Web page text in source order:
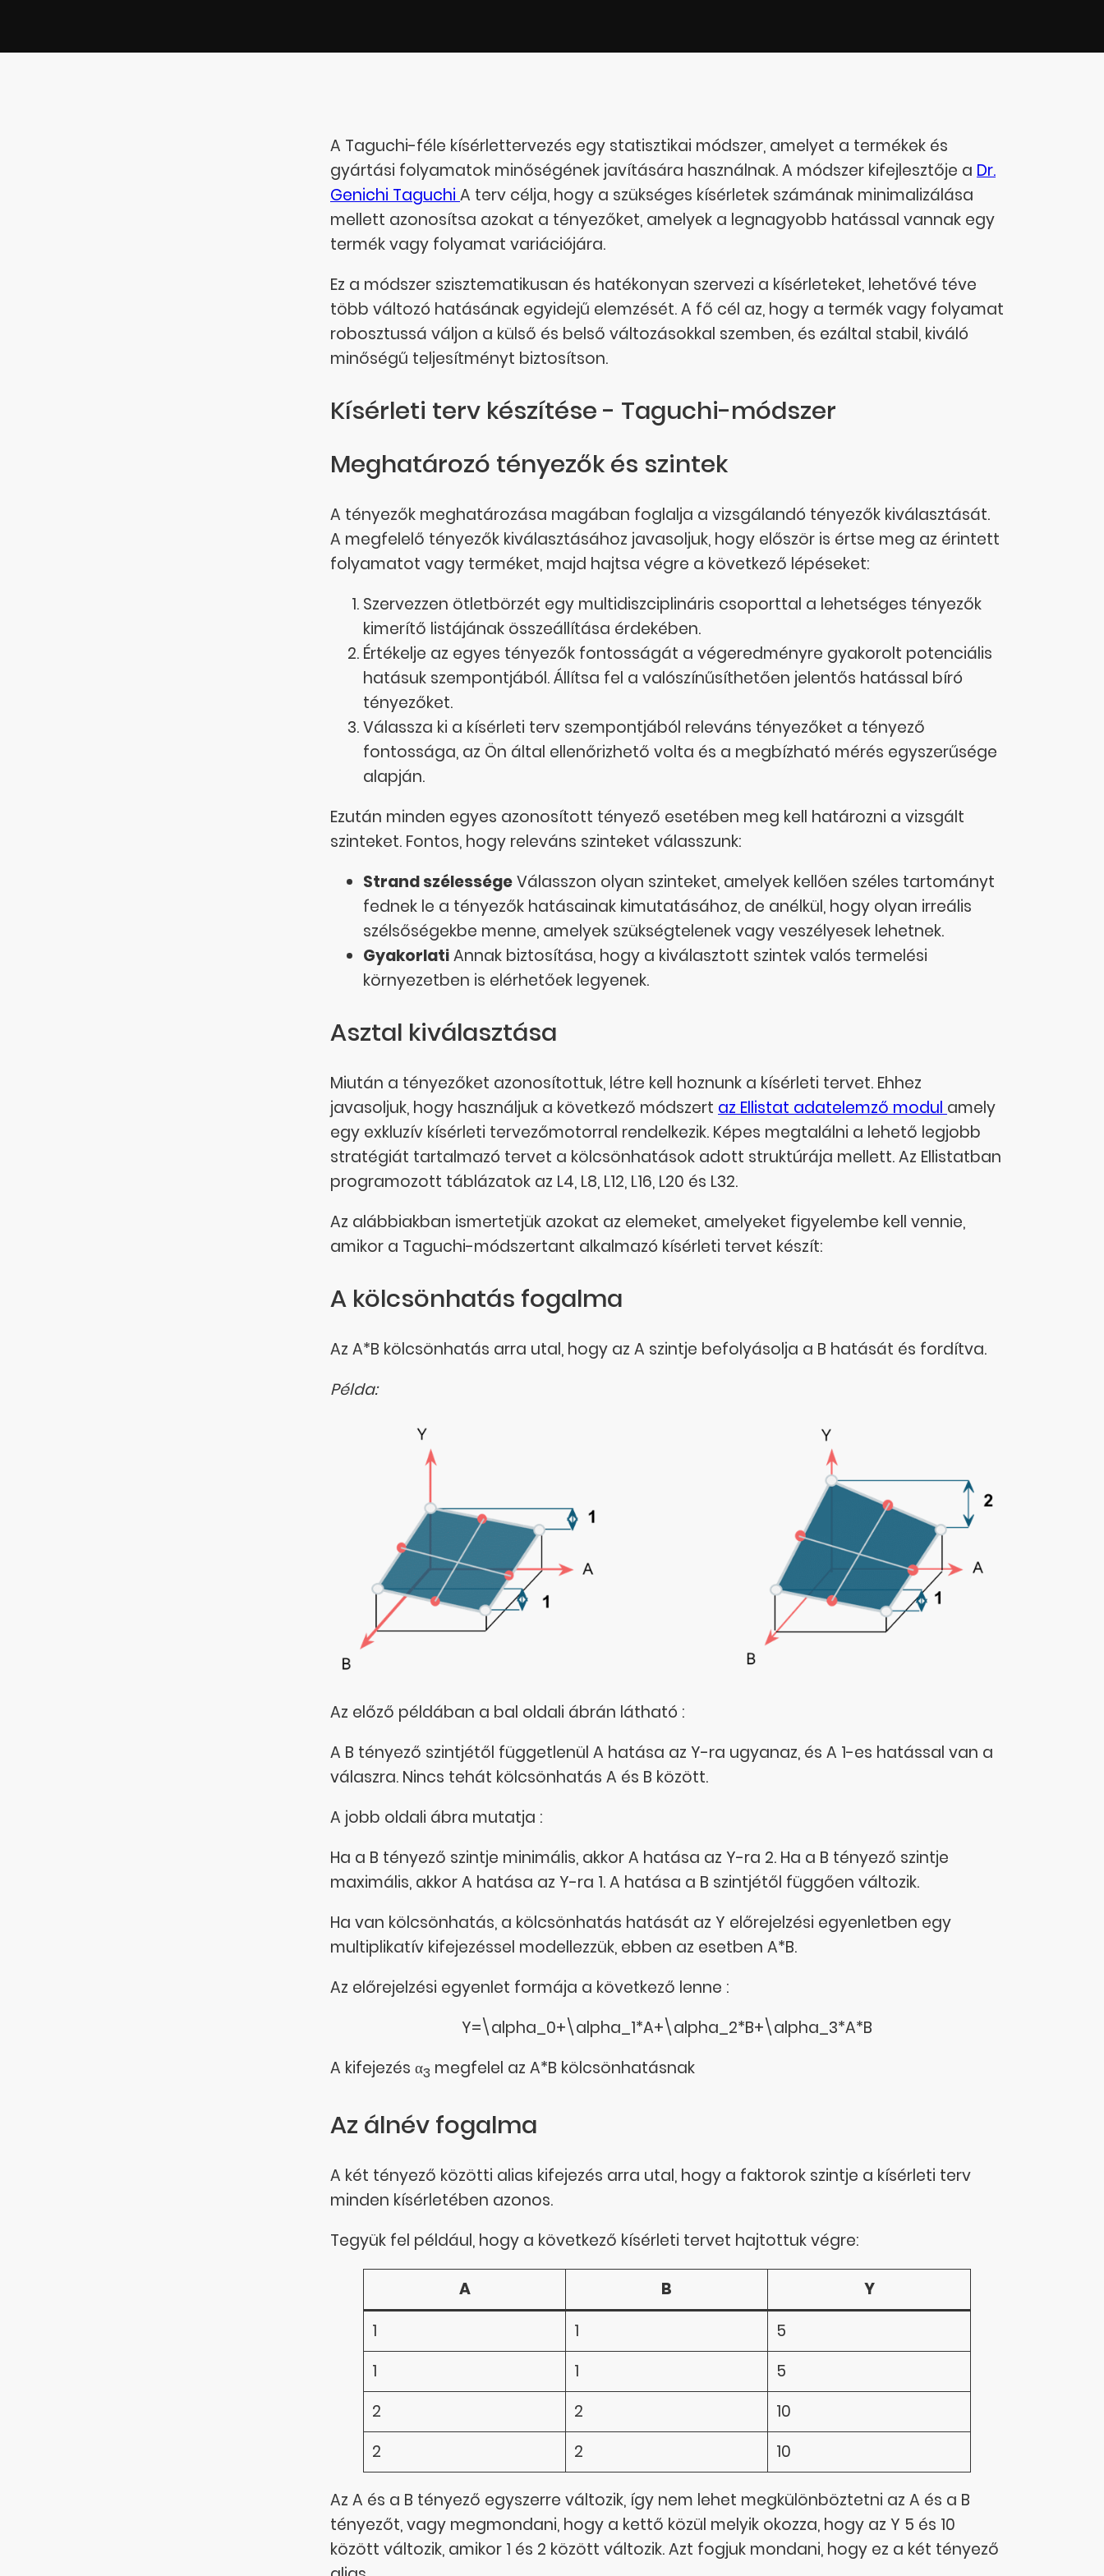
A Taguchi-féle kísérlettervezés egy statisztikai módszer, amelyet a termékek és
gyártási folyamatok minőségének javítására használnak. A módszer kifejlesztője a Dr.
Genichi Taguchi A terv célja, hogy a szükséges kísérletek számának minimalizálása
mellett azonosítsa azokat a tényezőket, amelyek a legnagyobb hatással vannak egy
termék vagy folyamat variációjára.
Ez a módszer szisztematikusan és hatékonyan szervezi a kísérleteket, lehetővé téve
több változó hatásának egyidejű elemzését. A fő cél az, hogy a termék vagy folyamat
robosztussá váljon a külső és belső változásokkal szemben, és ezáltal stabil, kiváló
minőségű teljesítményt biztosítson.
Kísérleti terv készítése - Taguchi-módszer
Meghatározó tényezők és szintek
A tényezők meghatározása magában foglalja a vizsgálandó tényezők kiválasztását.
A megfelelő tényezők kiválasztásához javasoljuk, hogy először is értse meg az érintett
folyamatot vagy terméket, majd hajtsa végre a következő lépéseket:
Szervezzen ötletbörzét egy multidiszciplináris csoporttal a lehetséges tényezők
kimerítő listájának összeállítása érdekében.
Értékelje az egyes tényezők fontosságát a végeredményre gyakorolt potenciális
hatásuk szempontjából. Állítsa fel a valószínűsíthetően jelentős hatással bíró
tényezőket.
Válassza ki a kísérleti terv szempontjából releváns tényezőket a tényező
fontossága, az Ön által ellenőrizhető volta és a megbízható mérés egyszerűsége
alapján.
Ezután minden egyes azonosított tényező esetében meg kell határozni a vizsgált
szinteket. Fontos, hogy releváns szinteket válasszunk:
Strand szélességeVálasszon olyan szinteket, amelyek kellően széles tartományt
fednek le a tényezők hatásainak kimutatásához, de anélkül, hogy olyan irreális
szélsőségekbe menne, amelyek szükségtelenek vagy veszélyesek lehetnek.
GyakorlatiAnnak biztosítása, hogy a kiválasztott szintek valós termelési
környezetben is elérhetőek legyenek.
Asztal kiválasztása
Miután a tényezőket azonosítottuk, létre kell hoznunk a kísérleti tervet. Ehhez
javasoljuk, hogy használjuk a következő módszert az Ellistat adatelemző modul amely
egy exkluzív kísérleti tervezőmotorral rendelkezik. Képes megtalálni a lehető legjobb
stratégiát tartalmazó tervet a kölcsönhatások adott struktúrája mellett. Az Ellistatban
programozott táblázatok az L4, L8, L12, L16, L20 és L32.
Az alábbiakban ismertetjük azokat az elemeket, amelyeket figyelembe kell vennie,
amikor a Taguchi-módszertant alkalmazó kísérleti tervet készít:
A kölcsönhatás fogalma
Az A*B kölcsönhatás arra utal, hogy az A szintje befolyásolja a B hatását és fordítva.
Példa:
Az előző példában a bal oldali ábrán látható :
A B tényező szintjétől függetlenül A hatása az Y-ra ugyanaz, és A 1-es hatással van a
válaszra. Nincs tehát kölcsönhatás A és B között.
A jobb oldali ábra mutatja :
Ha a B tényező szintje minimális, akkor A hatása az Y-ra 2. Ha a B tényező szintje
maximális, akkor A hatása az Y-ra 1. A hatása a B szintjétől függően változik.
Ha van kölcsönhatás, a kölcsönhatás hatását az Y előrejelzési egyenletben egy
multiplikatív kifejezéssel modellezzük, ebben az esetben A*B.
Az előrejelzési egyenlet formája a következő lenne :
Y=\alpha_0+\alpha_1*A+\alpha_2*B+\alpha_3*A*B
A kifejezés α3 megfelel az A*B kölcsönhatásnak
Az álnév fogalma
A két tényező közötti alias kifejezés arra utal, hogy a faktorok szintje a kísérleti terv
minden kísérletében azonos.
Tegyük fel például, hogy a következő kísérleti tervet hajtottuk végre:
A B
Y
1
1
5
1
1
5
2
2
10
2
2 10
Az A és a B tényező egyszerre változik, így nem lehet megkülönböztetni az A és a B
tényezőt, vagy megmondani, hogy a kettő közül melyik okozza, hogy az Y 5 és 10
között változik, amikor 1 és 2 között változik. Azt fogjuk mondani, hogy ez a két tényező